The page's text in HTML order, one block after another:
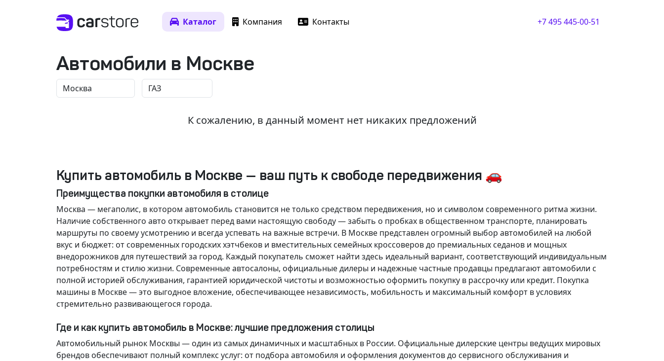
Каталог Компания Контакты +7 495 445-00-51
Автомобили в Москве
К сожалению, в данный момент нет никаких предложений
Купить автомобиль в Москве — ваш путь к свободе передвижения 🚗
Преимущества покупки автомобиля в столице
Москва — мегаполис, в котором автомобиль становится не только средством передвижения, но и символом современного ритма жизни.
Наличие собственного авто открывает перед вами настоящую свободу — забыть о пробках в общественном транспорте, планировать
маршруты по своему усмотрению и всегда успевать на важные встречи. В Москве представлен огромный выбор автомобилей на любой
вкус и бюджет: от современных городских хэтчбеков и вместительных семейных кроссоверов до премиальных седанов и мощных
внедорожников для путешествий за город. Каждый покупатель сможет найти здесь идеальный вариант, соответствующий индивидуальным
потребностям и стилю жизни. Современные автосалоны, официальные дилеры и надежные частные продавцы предлагают автомобили с
полной историей обслуживания, гарантией юридической чистоты и возможностью оформить покупку в рассрочку или кредит. Покупка
машины в Москве — это выгодное вложение, обеспечивающее независимость, мобильность и максимальный комфорт в условиях
стремительно развивающегося города.
Где и как купить автомобиль в Москве: лучшие предложения столицы
Автомобильный рынок Москвы — один из самых динамичных и масштабных в России. Официальные дилерские центры ведущих мировых
брендов обеспечивают полный комплекс услуг: от подбора автомобиля и оформления документов до сервисного обслуживания и